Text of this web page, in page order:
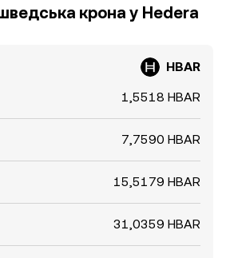
крона у Hedera
HBAR
1,5518 HBAR
7,7590 HBAR
15,5179 HBAR
31,0359 HBAR